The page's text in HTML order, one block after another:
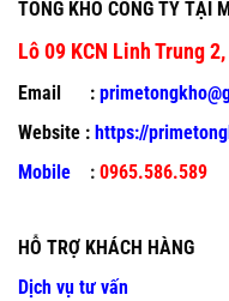
TỔNG KHO CÔNG TY TẠI
Lô 09 KCN Linh Trung
Email :
Website : https://
Mobile : 0965.586.589
HỖ TRỢ KHÁCH HÀNG
Dịch vụ tư vấn